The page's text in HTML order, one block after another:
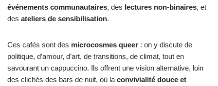
événements communautaires, des lectures non-binaires, et
des ateliers de sensibilisation.
Ces cafés sont des microcosmes queer : on y discute de
politique, d’amour, d’art, de transitions, de climat, tout en
savourant un cappuccino. Ils offrent une vision alternative, loin
des clichés des bars de nuit, où la convivialité douce et